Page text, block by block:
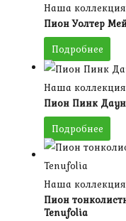
Наша
Пион Уолтер
Подробнее
Наша
Пион Пинк Даун
Подробнее
Наша
Пион
Tenufolia